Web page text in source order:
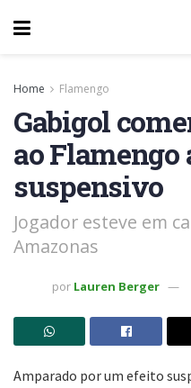
Home Flamengo
Gabigol
ao Flamengo
suspensivo
Jogador esteve em
Amazonas
por Lauren Berger
Amparado por um efeito